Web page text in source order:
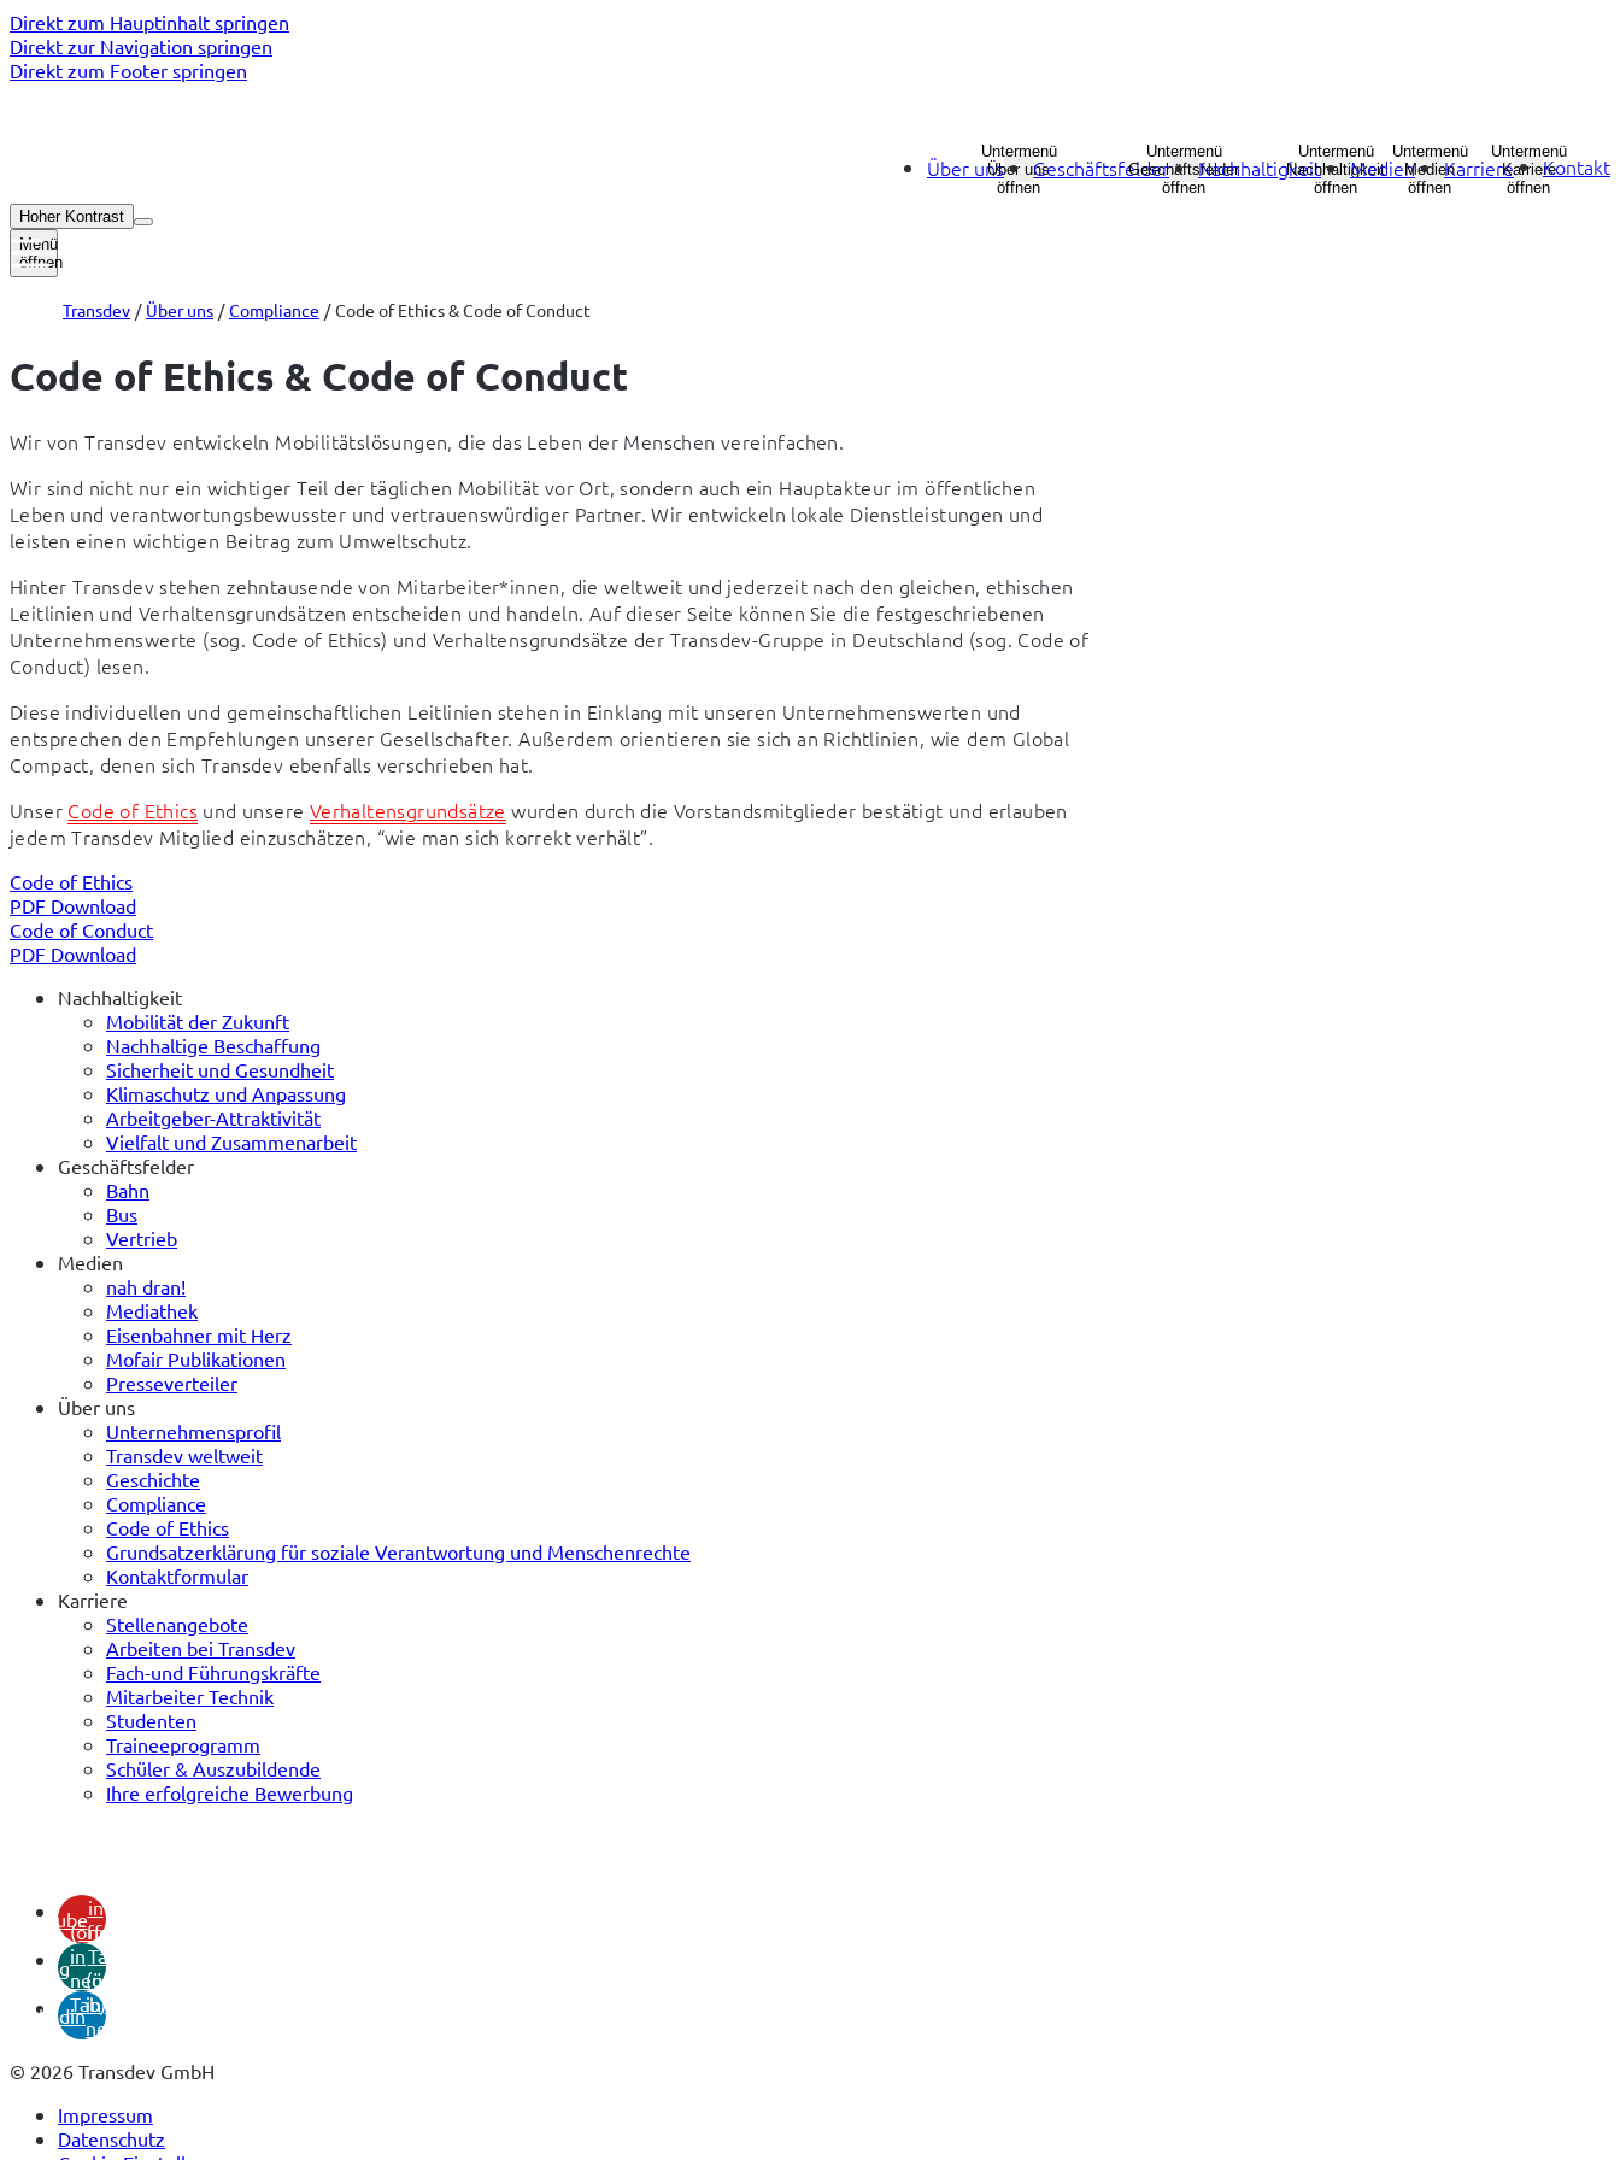
Direkt zum Hauptinhalt springen
Direkt zur Navigation springen
Direkt zum Footer springen
Über uns
Untermenü
Über uns
öffnen
Geschäftsfelder
Untermenü
Geschäftsfelder
öffnen
Nachhaltigkeit
Untermenü
Nachhaltigkeit
öffnen
Medien
Untermenü
Medien
öffnen
Karriere
Untermenü
Karriere
öffnen
Kontakt
Hoher Kontrast
Menü
öffnen
Transdev Über uns Compliance Code of Ethics & Code of Conduct
Code of Ethics & Code of Conduct
Wir von Transdev entwickeln Mobilitätslösungen, die das Leben der Menschen vereinfachen.
Wir sind nicht nur ein wichtiger Teil der täglichen Mobilität vor Ort, sondern auch ein Hauptakteur im öffentlichen
Leben und verantwortungsbewusster und vertrauenswürdiger Partner. Wir entwickeln lokale Dienstleistungen und
leisten einen wichtigen Beitrag zum Umweltschutz.
Hinter Transdev stehen zehntausende von Mitarbeiter*innen, die weltweit und jederzeit nach den gleichen, ethischen
Leitlinien und Verhaltensgrundsätzen entscheiden und handeln. Auf dieser Seite können Sie die festgeschriebenen
Unternehmenswerte (sog. Code of Ethics) und Verhaltensgrundsätze der Transdev-Gruppe in Deutschland (sog. Code of
Conduct) lesen.
Diese individuellen und gemeinschaftlichen Leitlinien stehen in Einklang mit unseren Unternehmenswerten und
entsprechen den Empfehlungen unserer Gesellschafter. Außerdem orientieren sie sich an Richtlinien, wie dem Global
Compact, denen sich Transdev ebenfalls verschrieben hat.
Unser Code of Ethics und unsere Verhaltensgrundsätze wurden durch die Vorstandsmitglieder bestätigt und erlauben
jedem Transdev Mitglied einzuschätzen, “wie man sich korrekt verhält”.
Code of Ethics
PDF Download
Code of Conduct
PDF Download
Nachhaltigkeit
Mobilität der Zukunft
Nachhaltige Beschaffung
Sicherheit und Gesundheit
Klimaschutz und Anpassung
Arbeitgeber-Attraktivität
Vielfalt und Zusammenarbeit
Geschäftsfelder
Bahn
Bus
Vertrieb
Medien
nah dran!
Mediathek
Eisenbahner mit Herz
Mofair Publikationen
Presseverteiler
Über uns
Unternehmensprofil
Transdev weltweit
Geschichte
Compliance
Code of Ethics
Grundsatzerklärung für soziale Verantwortung und Menschenrechte
Kontaktformular
Karriere
Stellenangebote
Arbeiten bei Transdev
Fach-und Führungskräfte
Mitarbeiter Technik
Studenten
Traineeprogramm
Schüler & Auszubildende
Ihre erfolgreiche Bewerbung
youtubein
neuem
Tab)
xing
(öffnet
in
neuem
Tab)
linkedin
(öffnet
in
neuem
© 2026 Transdev GmbH
Impressum
Datenschutz